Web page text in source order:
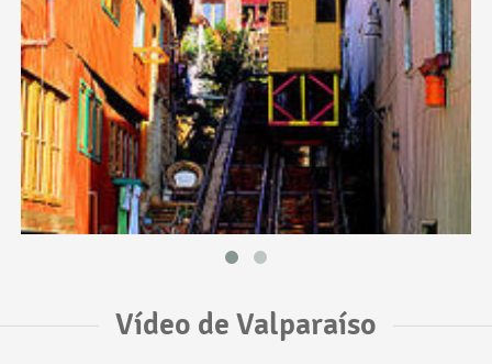
Vídeo de Valparaíso